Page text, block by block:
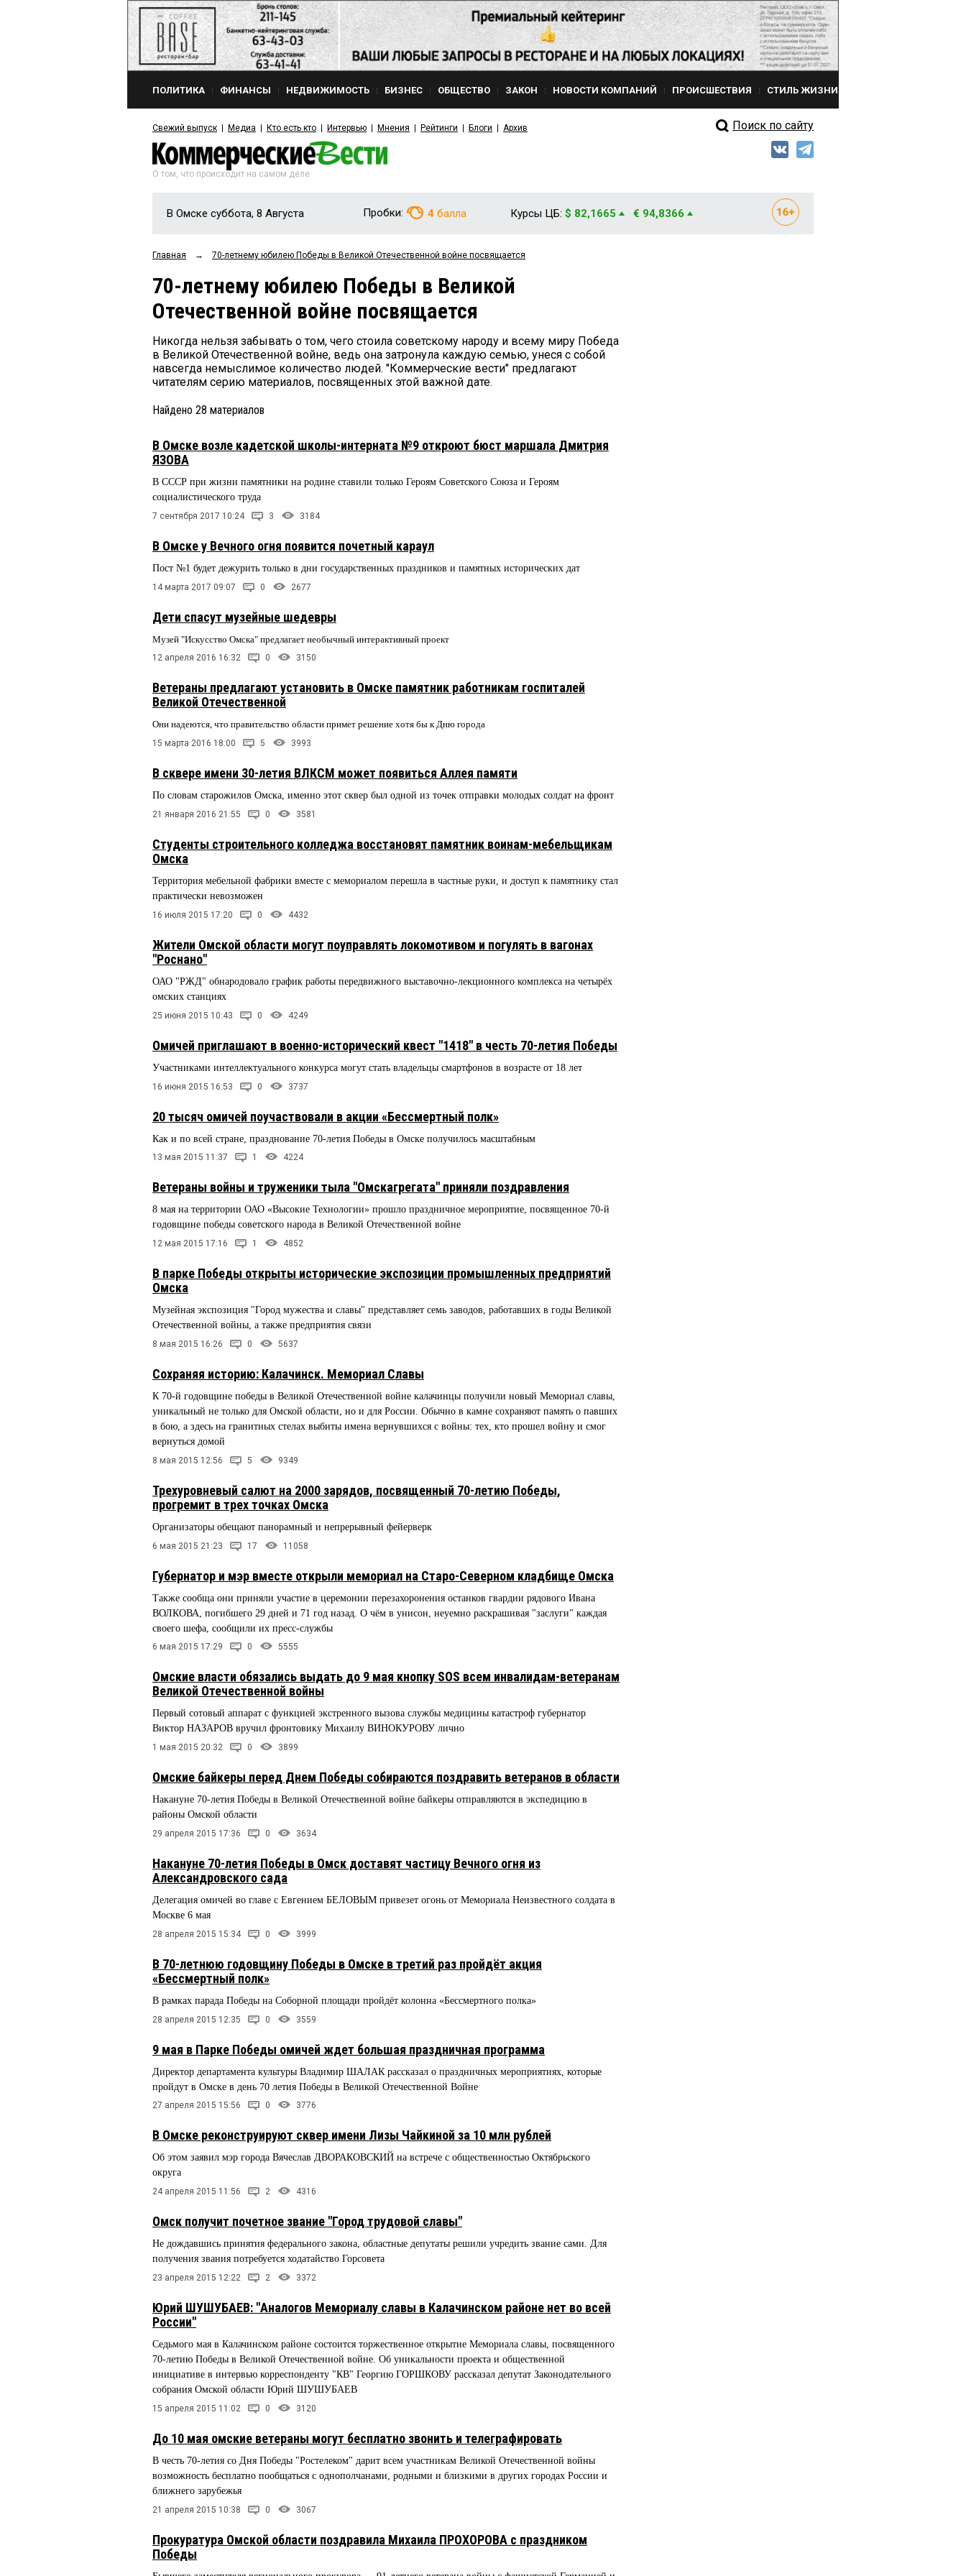
ПОЛИТИКА ФИНАНСЫ НЕДВИЖИМОСТЬ БИЗНЕС ОБЩЕСТВО ЗАКОН НОВОСТИ КОМПАНИЙ ПРОИСШЕСТВИЯ СТИЛЬ ЖИЗНИ
Свежий выпуск Медиа Кто есть кто Интервью Мнения Рейтинги Блоги Архив Поиск по сайту
О том, что происходит на самом деле
В Омске суббота, 8 Августа Пробки: 4 балла Курсы ЦБ: $ 82,1665 € 94,8366
Главная → 70-летнему юбилею Победы в Великой Отечественной войне посвящается
70-летнему юбилею Победы в Великой
Отечественной войне посвящается
Никогда нельзя забывать о том, чего стоила советскому народу и всему миру Победа
в Великой Отечественной войне, ведь она затронула каждую семью, унеся с собой
навсегда немыслимое количество людей. "Коммерческие вести" предлагают
читателям серию материалов, посвященных этой важной дате.
Найдено 28 материалов
В Омске возле кадетской школы-интерната №9 откроют бюст маршала Дмитрия
ЯЗОВА
В СССР при жизни памятники на родине ставили только Героям Советского Союза и Героям
социалистического труда
7 сентября 2017 10:24 3 3184
В Омске у Вечного огня появится почетный караул
Пост №1 будет дежурить только в дни государственных праздников и памятных исторических дат
14 марта 2017 09:07 0 2677
Дети спасут музейные шедевры
Музей "Искусство Омска" предлагает необычный интерактивный проект
12 апреля 2016 16:32 0 3150
Ветераны предлагают установить в Омске памятник работникам госпиталей
Великой Отечественной
Они надеются, что правительство области примет решение хотя бы к Дню города
15 марта 2016 18:00 5 3993
В сквере имени 30-летия ВЛКСМ может появиться Аллея памяти
По словам старожилов Омска, именно этот сквер был одной из точек отправки молодых солдат на фронт
21 января 2016 21:55 0 3581
Студенты строительного колледжа восстановят памятник воинам-мебельщикам
Омска
Территория мебельной фабрики вместе с мемориалом перешла в частные руки, и доступ к памятнику стал
практически невозможен
16 июля 2015 17:20 0 4432
Жители Омской области могут поуправлять локомотивом и погулять в вагонах
"Роснано"
ОАО "РЖД" обнародовало график работы передвижного выставочно-лекционного комплекса на четырёх
омских станциях
25 июня 2015 10:43 0 4249
Омичей приглашают в военно-исторический квест "1418" в честь 70-летия Победы
Участниками интеллектуального конкурса могут стать владельцы смартфонов в возрасте от 18 лет
16 июня 2015 16:53 0 3737
20 тысяч омичей поучаствовали в акции «Бессмертный полк»
Как и по всей стране, празднование 70-летия Победы в Омске получилось масштабным
13 мая 2015 11:37 1 4224
Ветераны войны и труженики тыла "Омскагрегата" приняли поздравления
8 мая на территории ОАО «Высокие Технологии» прошло праздничное мероприятие, посвященное 70-й
годовщине победы советского народа в Великой Отечественной войне
12 мая 2015 17:16 1 4852
В парке Победы открыты исторические экспозиции промышленных предприятий
Омска
Музейная экспозиция "Город мужества и славы" представляет семь заводов, работавших в годы Великой
Отечественной войны, а также предприятия связи
8 мая 2015 16:26 0 5637
Сохраняя историю: Калачинск. Мемориал Славы
К 70-й годовщине победы в Великой Отечественной войне калачинцы получили новый Мемориал славы,
уникальный не только для Омской области, но и для России. Обычно в камне сохраняют память о павших
в бою, а здесь на гранитных стелах выбиты имена вернувшихся с войны: тех, кто прошел войну и смог
вернуться домой
8 мая 2015 12:56 5 9349
Трехуровневый салют на 2000 зарядов, посвященный 70-летию Победы,
прогремит в трех точках Омска
Организаторы обещают панорамный и непрерывный фейерверк
6 мая 2015 21:23 17 11058
Губернатор и мэр вместе открыли мемориал на Старо-Северном кладбище Омска
Также сообща они приняли участие в церемонии перезахоронения останков гвардии рядового Ивана
ВОЛКОВА, погибшего 29 дней и 71 год назад. О чём в унисон, неуемно раскрашивая "заслуги" каждая
своего шефа, сообщили их пресс-службы
6 мая 2015 17:29 0 5555
Омские власти обязались выдать до 9 мая кнопку SOS всем инвалидам-ветеранам
Великой Отечественной войны
Первый сотовый аппарат с функцией экстренного вызова службы медицины катастроф губернатор
Виктор НАЗАРОВ вручил фронтовику Михаилу ВИНОКУРОВУ лично
1 мая 2015 20:32 0 3899
Омские байкеры перед Днем Победы собираются поздравить ветеранов в области
Накануне 70-летия Победы в Великой Отечественной войне байкеры отправляются в экспедицию в
районы Омской области
29 апреля 2015 17:36 0 3634
Накануне 70-летия Победы в Омск доставят частицу Вечного огня из
Александровского сада
Делегация омичей во главе с Евгением БЕЛОВЫМ привезет огонь от Мемориала Неизвестного солдата в
Москве 6 мая
28 апреля 2015 15:34 0 3999
В 70-летнюю годовщину Победы в Омске в третий раз пройдёт акция
«Бессмертный полк»
В рамках парада Победы на Соборной площади пройдёт колонна «Бессмертного полка»
28 апреля 2015 12:35 0 3559
9 мая в Парке Победы омичей ждет большая праздничная программа
Директор департамента культуры Владимир ШАЛАК рассказал о праздничных мероприятиях, которые
пройдут в Омске в день 70 летия Победы в Великой Отечественной Войне
27 апреля 2015 15:56 0 3776
В Омске реконструируют сквер имени Лизы Чайкиной за 10 млн рублей
Об этом заявил мэр города Вячеслав ДВОРАКОВСКИЙ на встрече с общественностью Октябрьского
округа
24 апреля 2015 11:56 2 4316
Омск получит почетное звание "Город трудовой славы"
Не дождавшись принятия федерального закона, областные депутаты решили учредить звание сами. Для
получения звания потребуется ходатайство Горсовета
23 апреля 2015 12:22 2 3372
Юрий ШУШУБАЕВ: "Аналогов Мемориалу славы в Калачинском районе нет во всей
России"
Седьмого мая в Калачинском районе состоится торжественное открытие Мемориала славы, посвященного
70-летию Победы в Великой Отечественной войне. Об уникальности проекта и общественной
инициативе в интервью корреспонденту "КВ" Георгию ГОРШКОВУ рассказал депутат Законодательного
собрания Омской области Юрий ШУШУБАЕВ
15 апреля 2015 11:02 0 3120
До 10 мая омские ветераны могут бесплатно звонить и телеграфировать
В честь 70-летия со Дня Победы "Ростелеком" дарит всем участникам Великой Отечественной войны
возможность бесплатно пообщаться с однополчанами, родными и близкими в других городах России и
ближнего зарубежья
21 апреля 2015 10:38 0 3067
Прокуратура Омской области поздравила Михаила ПРОХОРОВА с праздником
Победы